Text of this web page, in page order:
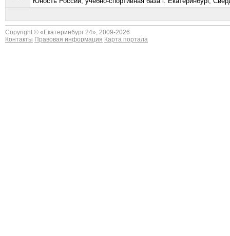
Copyright © « Екатеринбург 24», 2009-2026
Контакты Правовая информация Карта портала